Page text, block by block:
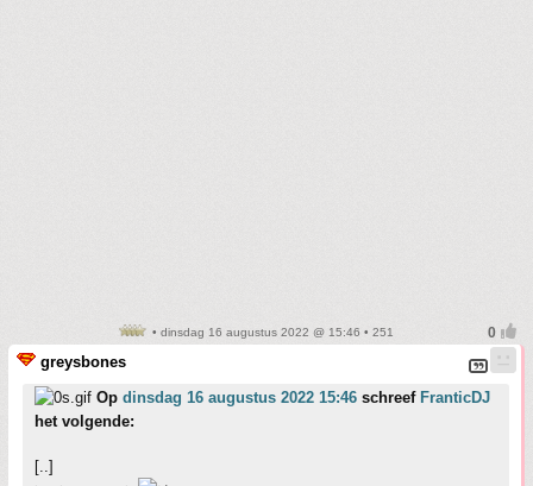
• dinsdag 16 augustus 2022 @ 15:46 • 251
greysbones
Op dinsdag 16 augustus 2022 15:46 schreef FranticDJ
het volgende:
[..]